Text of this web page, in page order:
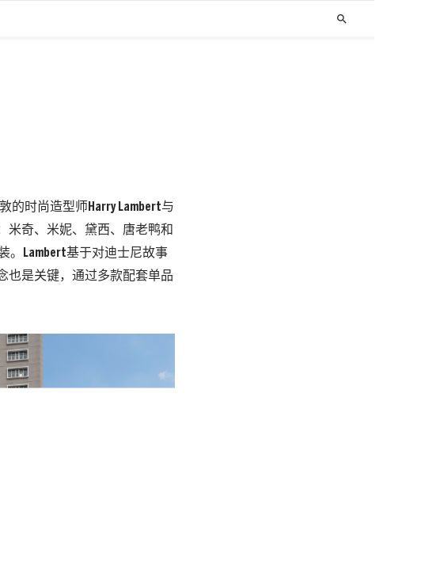
search
的时尚造型师Harry Lambert与
米奇、米妮、黛西、唐老鸭和
。Lambert基于对迪士尼故事
也是关键，通过多款配套单品